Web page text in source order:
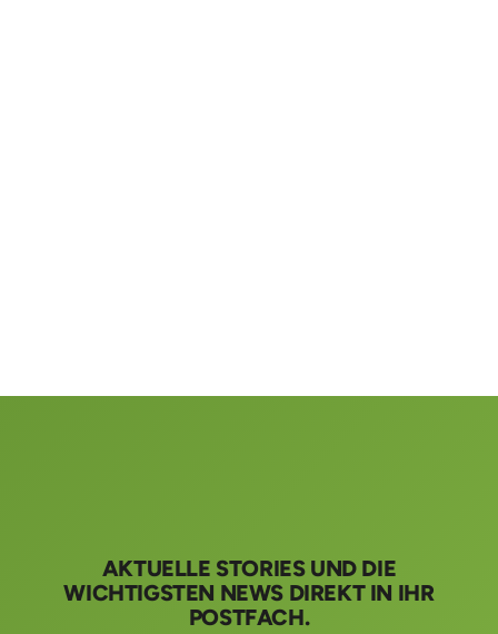
AKTUELLE STORIES UND DIE
WICHTIGSTEN NEWS DIREKT IN IHR
POSTFACH.